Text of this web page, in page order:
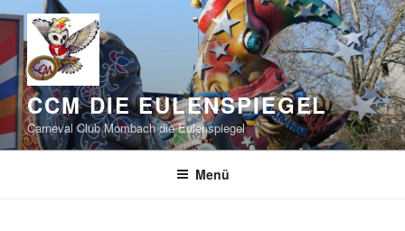
Zum
springen
CCM DIE EULENSPIEGEL
Carneval Club Mombach die Eulenspiegel
Menü